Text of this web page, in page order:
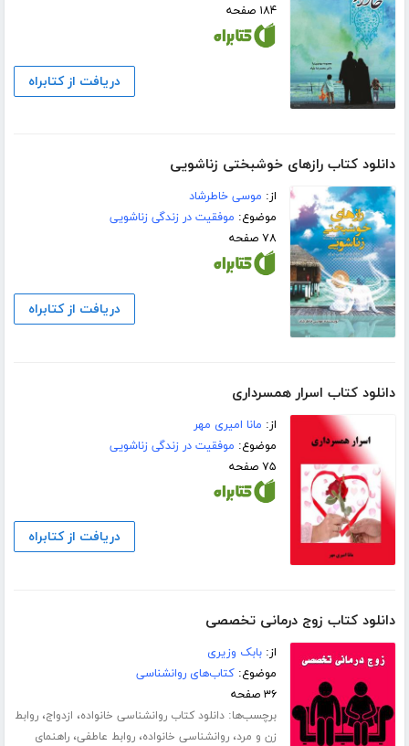
۱۸۴ صفحه
دریافت از کتابراه
دانلود کتاب رازهای خوشبختی زناشویی
از: موسی خاطرشاد
موضوع: موفقیت در زندگی زناشویی
۷۸ صفحه
دریافت از کتابراه
دانلود کتاب اسرار همسرداری
از: مانا امیری مهر
موضوع: موفقیت در زندگی زناشویی
۷۵ صفحه
دریافت از کتابراه
دانلود کتاب زوج درمانی تخصصی
از:بابک وزیری
موضوع:کتاب‌های روانشناسی
۳۶ صفحه
برچسب‌ها:دانلود کتاب روانشناسی خانواده، ازدواج،روابط
زن و مرد،روانشناسی خانواده،روابط عاطفی،راهنمای